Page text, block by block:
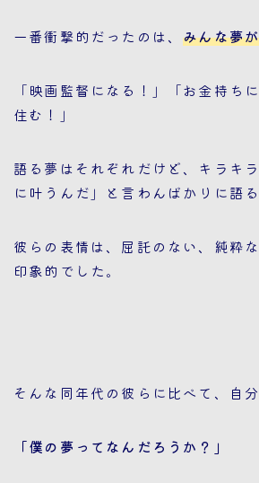
一番衝撃的だったのは、みんな夢
「映画監督になる！」「お金持ち
住む！」
語る夢はそれぞれだけど、キラキ
に叶うんだ」と言わんばかりに語る
彼らの表情は、屈託のない、純粋
印象的でした。
そんな同年代の彼らに比べて、自
「僕の夢ってなんだろうか？」